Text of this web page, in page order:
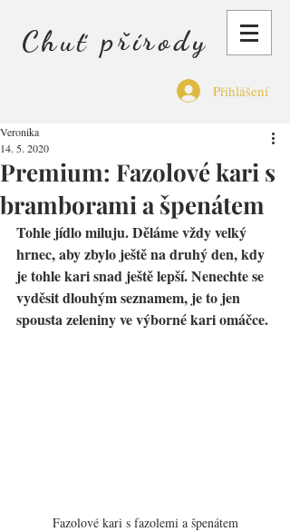
Chuť přírody
Přihlášení
Premium: Fazolové kari s
bramborami a špenátem
Veronika
14. 5. 2020
Tohle jídlo miluju. Děláme vždy velký
hrnec, aby zbylo ještě na druhý den, kdy
je tohle kari snad ještě lepší. Nenechte se
vyděsit dlouhým seznamem, je to jen
spousta zeleniny ve výborné kari omáčce.
Fazolové kari s fazolemi a špenátem